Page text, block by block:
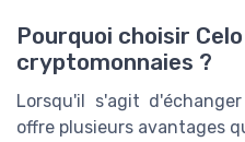
Pourquoi choisir
cryptomonnaies ?
Lorsqu'il s'agit
offre plusieurs avantages